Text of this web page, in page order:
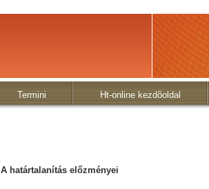
Termini Ht-online kezdõoldal
A határtalanítás előzményei